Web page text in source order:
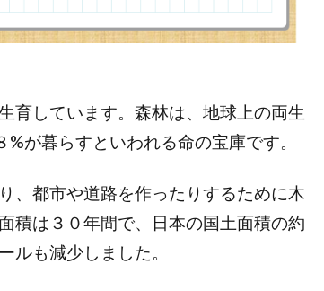
育しています。森林は、地球上の両生
が暮らすといわれる命の宝庫です。
、都市や道路を作ったりするために木
積は３０年間で、日本の国土面積の約
ルも減少しました。